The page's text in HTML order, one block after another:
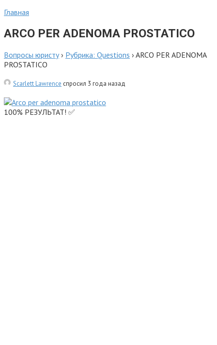
Главная
ARCO PER ADENOMA PROSTATICO
Вопросы юристу› Рубрика: Questions › ARCO PER ADENOMA
PROSTATICO
Scarlett Lawrence спросил 3 года назад
100% РЕЗУЛЬТАТ! ✅